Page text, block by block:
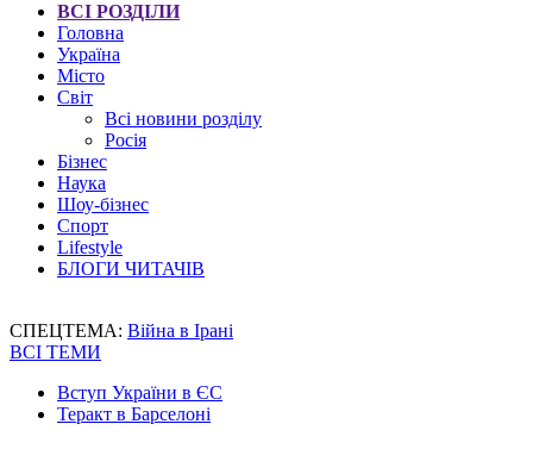
ВСІ РОЗДІЛИ
Головна
Україна
Місто
Світ
Всі новини розділу
Росія
Бізнес
Наука
Шоу-бізнес
Спорт
Lifestyle
БЛОГИ ЧИТАЧІВ
СПЕЦТЕМА: Війна в Ірані
ВСІ ТЕМИ
Вступ України в ЄС
Теракт в Барселоні